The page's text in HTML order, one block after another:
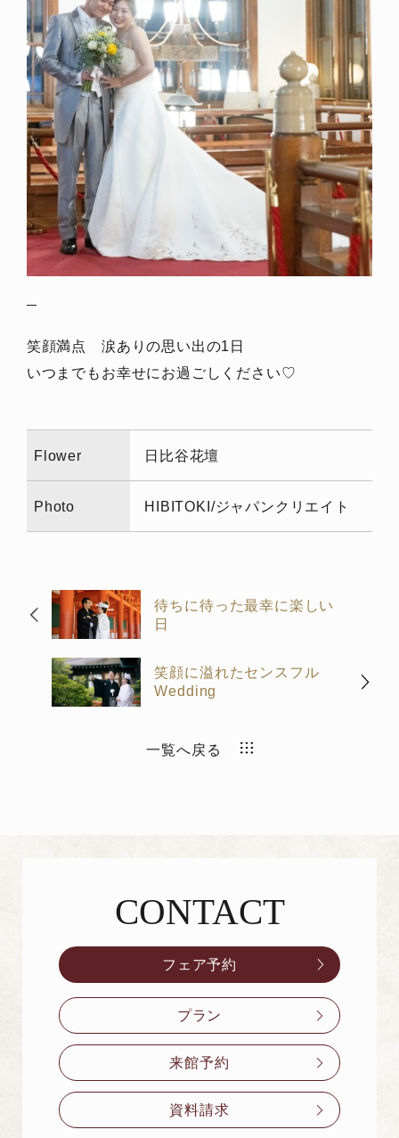
笑顔満点 涙ありの思い出の1日
いつまでもお幸せにお過ごしください♡
Flower 日比谷花壇
Photo HIBITOKI/ジャパンクリエイト
待ちに待った最幸に楽しい
日
笑顔に溢れたセンスフル
Wedding
一覧へ戻る
お問い合わせ
CONTACT
フェア予約
プラン
来館予約
資料請求